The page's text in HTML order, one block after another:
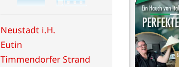
Neustadt i.H.
Eutin
Timmendorfer Strand